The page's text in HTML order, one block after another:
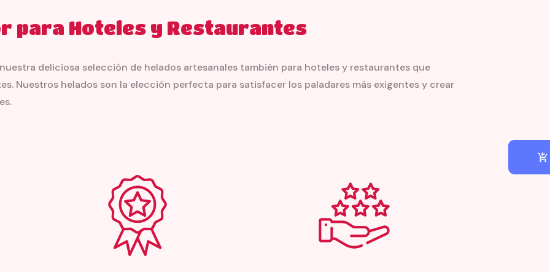
para Hoteles y Restaurantes
deliciosa selección de helados artesanales también para hoteles y restaurantes que
Nuestros helados son la elección perfecta para satisfacer los paladares más exigentes y crear